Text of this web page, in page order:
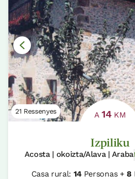
21 Ressenyes A 14 KM
Izpiliku
Acosta | okoizta/Alava | Araba
Casa rural: 14 Personas +8